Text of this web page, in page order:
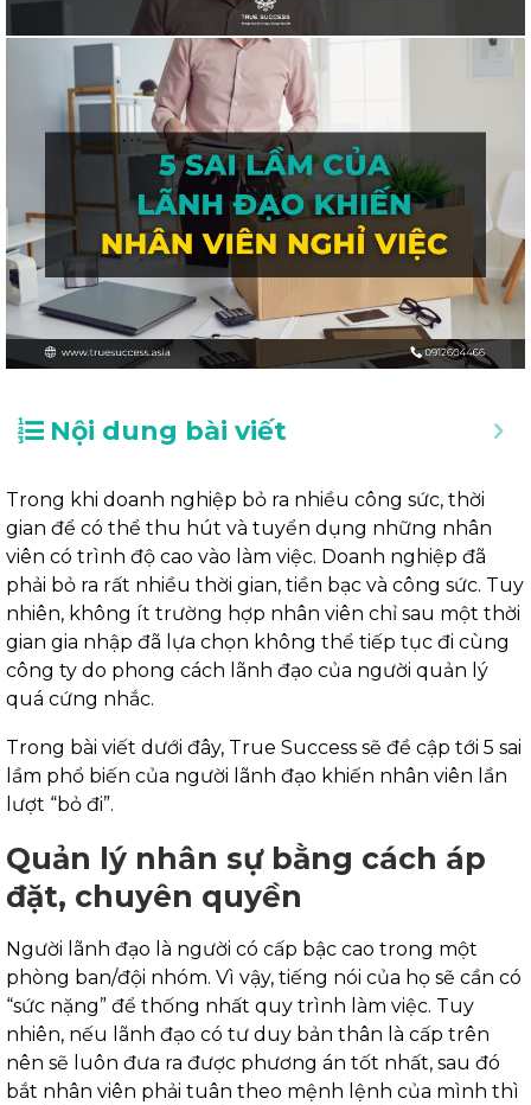
Nội dung bài viết
Trong khi doanh nghiệp bỏ ra nhiều công sức, thời
gian để có thể thu hút và tuyển dụng những nhân
viên có trình độ cao vào làm việc. Doanh nghiệp đã
phải bỏ ra rất nhiều thời gian, tiền bạc và công sức. Tuy
nhiên, không ít trường hợp nhân viên chỉ sau một thời
gian gia nhập đã lựa chọn không thể tiếp tục đi cùng
công ty do phong cách lãnh đạo của người quản lý
quá cứng nhắc.
Trong bài viết dưới đây, True Success sẽ đề cập tới 5 sai
lầm phổ biến của người lãnh đạo khiến nhân viên lần
lượt “bỏ đi”.
Quản lý nhân sự bằng cách áp
đặt, chuyên quyền
Người lãnh đạo là người có cấp bậc cao trong một
phòng ban/đội nhóm. Vì vậy, tiếng nói của họ sẽ cần có
“sức nặng” để thống nhất quy trình làm việc. Tuy
nhiên, nếu lãnh đạo có tư duy bản thân là cấp trên
nên sẽ luôn đưa ra được phương án tốt nhất, sau đó
bắt nhân viên phải tuân theo mệnh lệnh của mình thì